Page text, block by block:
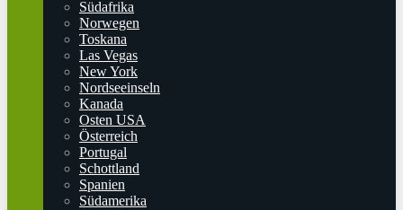
Südafrika
Norwegen
Toskana
Las Vegas
New York
Nordseeinseln
Kanada
Osten USA
Österreich
Portugal
Schottland
Spanien
Südamerika